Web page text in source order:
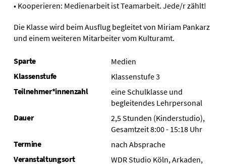
• Kooperieren: Medienarbeit ist Teamarbeit. Jede/r zählt!
Die Klasse wird beim Ausflug begleitet von Miriam Pankarz
und einem weiteren Mitarbeiter vom Kulturamt.
Sparte
Medien
Klassenstufe
Klassenstufe 3
Teilnehmer*innenzahl
eine Schulklasse und
begleitendes Lehrpersonal
Dauer
2,5 Stunden (Kinderstudio),
Gesamtzeit 8:00 - 15:18 Uhr
Termine
nach Absprache
Veranstaltungsort
WDR Studio Köln, Arkaden,